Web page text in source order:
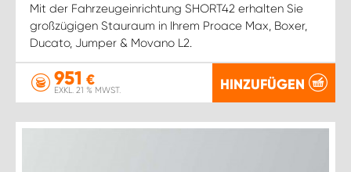
Mit der Fahrzeugeinrichtung SHORT42 erhalten Sie
großzügigen Stauraum in Ihrem Proace Max, Boxer,
Ducato, Jumper & Movano L2.
951 €
EXKL. 21 % MWST. HINZUFÜGEN